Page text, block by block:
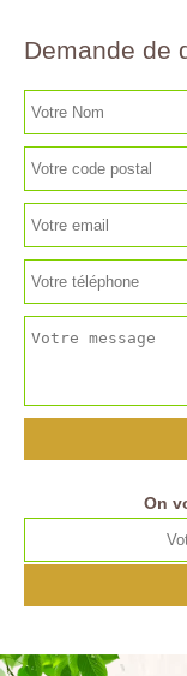
Demande de
On